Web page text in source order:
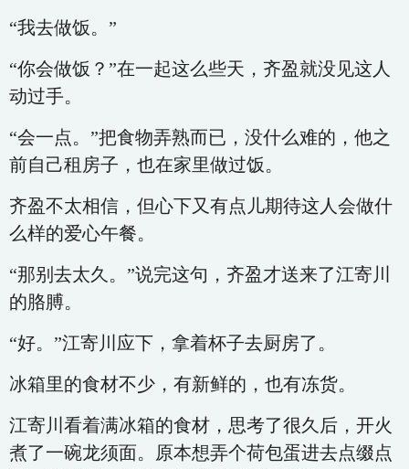
“我去做饭。”
“你会做饭？”在一起这么些天，齐盈就没见这人
动过手。
“会一点。”把食物弄熟而已，没什么难的，他之
前自己租房子，也在家里做过饭。
齐盈不太相信，但心下又有点儿期待这人会做什
么样的爱心午餐。
“那别去太久。”说完这句，齐盈才送来了江寄川
的胳膊。
“好。”江寄川应下，拿着杯子去厨房了。
冰箱里的食材不少，有新鲜的，也有冻货。
江寄川看着满冰箱的食材，思考了很久后，开火
煮了一碗龙须面。原本想弄个荷包蛋进去点缀点